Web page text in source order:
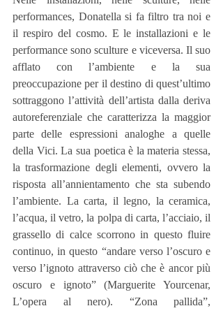
performances, Donatella si fa filtro tra noi e
il respiro del cosmo. E le installazioni e le
performance sono sculture e viceversa. Il suo
afflato con l’ambiente e la sua
preoccupazione per il destino di quest’ultimo
sottraggono l’attività dell’artista dalla deriva
autoreferenziale che caratterizza la maggior
parte delle espressioni analoghe a quelle
della Vici. La sua poetica è la materia stessa,
la trasformazione degli elementi, ovvero la
risposta all’annientamento che sta subendo
l’ambiente. La carta, il legno, la ceramica,
l’acqua, il vetro, la polpa di carta, l’acciaio, il
grassello di calce scorrono in questo fluire
continuo, in questo “andare verso l’oscuro e
verso l’ignoto attraverso ciò che è ancor più
oscuro e ignoto” (Marguerite Yourcenar,
L’opera al nero). “Zona pallida”,